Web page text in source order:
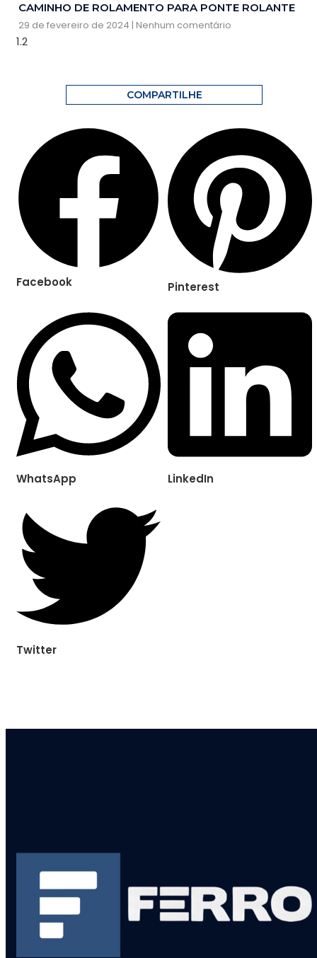
CAMINHO DE ROLAMENTO PARA PONTE ROLANTE
29 de fevereiro de 2024 Nenhum comentário
COMPARTILHE
Facebook Pinterest
WhatsApp LinkedIn
Twitter